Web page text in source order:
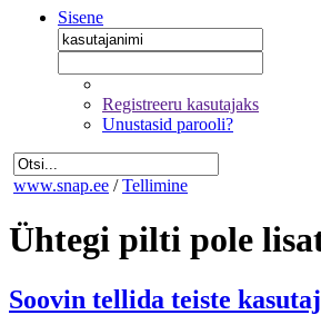
Sisene
Registreeru kasutajaks
Unustasid parooli?
www.snap.ee / Tellimine
Ühtegi pilti pole
Soovin tellida teiste